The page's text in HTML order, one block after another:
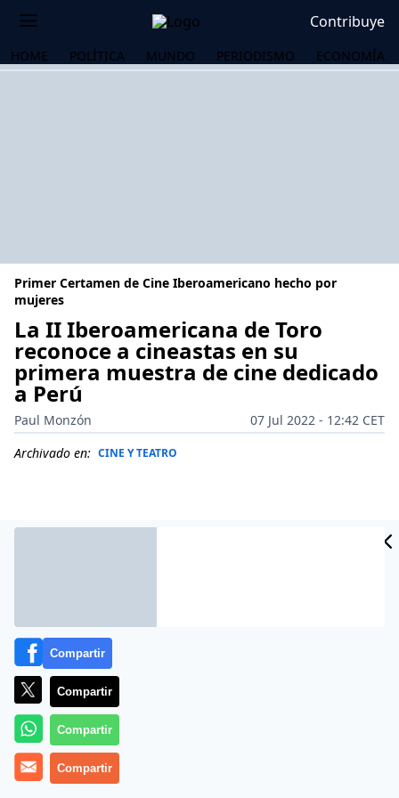
Contribuye
HOME POLÍTICA MUNDO PERIODISMO ECONOMÍA
Primer Certamen de Cine Iberoamericano hecho por
mujeres
La II Iberoamericana de Toro
reconoce a cineastas en su
primera muestra de cine dedicado
a Perú
Paul Monzón
07 Jul 2022 - 12:42 CET
Archivado en: CINE Y TEATRO
La Iberoamericana de Toro, exposición revolucionaria
de arte contemporáneo celebrada en esta ciudad
zamorana cuyas protagonistas son artistas
Compartir
Compartir
Compartir
Compartir